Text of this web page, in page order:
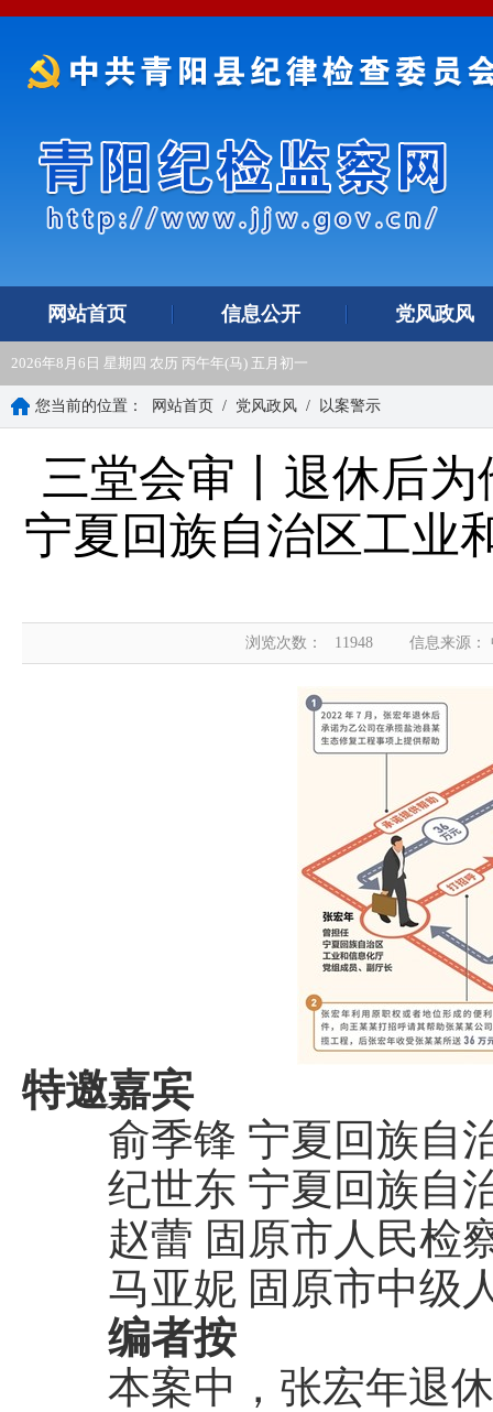
网站首页 信息公开 党风政风
2026年8月6日 星期四 农历 丙午年(马) 五月初一
您当前的位置： 网站首页 / 党风政风 / 以案警示
三堂会审丨退休后
宁夏回族自治区工业
浏览次数： 11948 信息来源：
特邀嘉宾
俞季锋 宁夏回族自治
纪世东 宁夏回族自治
赵蕾 固原市人民检
马亚妮 固原市中级
编者按
本案中，张宏年退休